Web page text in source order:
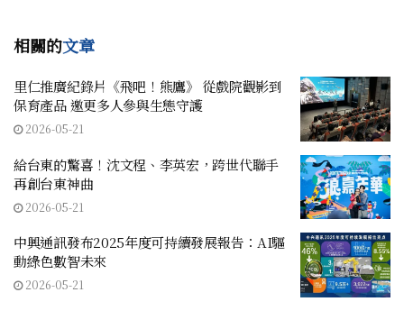
相關的文章
里仁推廣紀錄片《飛吧！熊鷹》 從戲院觀影到
保育產品 邀更多人參與生態守護
2026-05-21
給台東的驚喜！沈文程、李英宏，跨世代聯手
再創台東神曲
2026-05-21
中興通訊發布2025年度可持續發展報告：AI驅
動綠色數智未來
2026-05-21